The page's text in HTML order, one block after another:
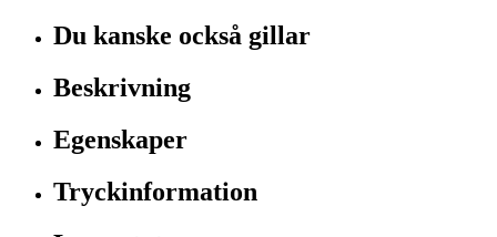
Du kanske också gillar
Beskrivning
Egenskaper
Tryckinformation